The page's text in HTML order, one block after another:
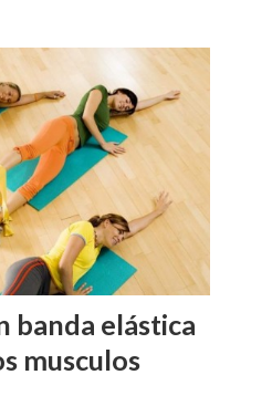
banda elástica
musculos